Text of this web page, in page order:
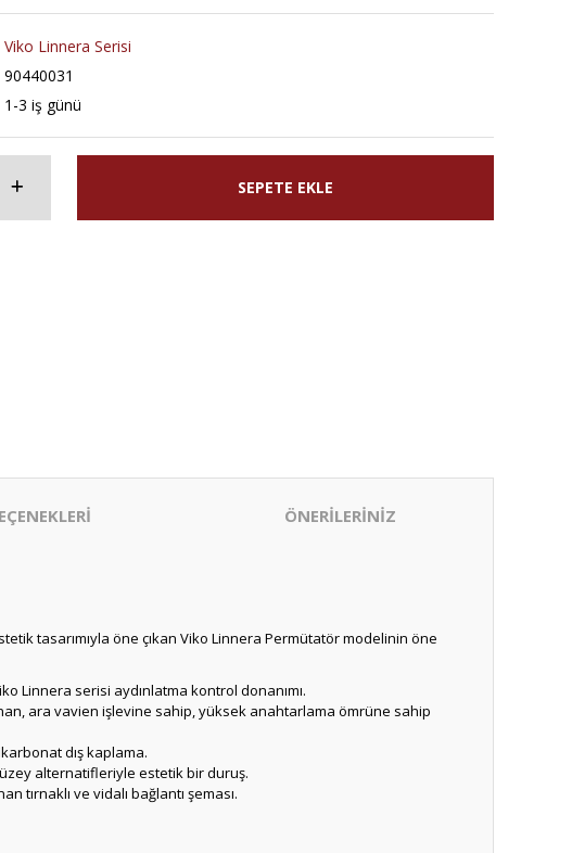
Viko Linnera Serisi
90440031
1-3 iş günü
SEPETE EKLE
ÖNERİLERİNİZ
tasarımıyla öne çıkan Viko Linnera Permütatör modelinin öne
Linnera serisi aydınlatma kontrol donanımı.
ara vavien işlevine sahip, yüksek anahtarlama ömrüne sahip
dış kaplama.
alternatifleriyle estetik bir duruş.
tırnaklı ve vidalı bağlantı şeması.